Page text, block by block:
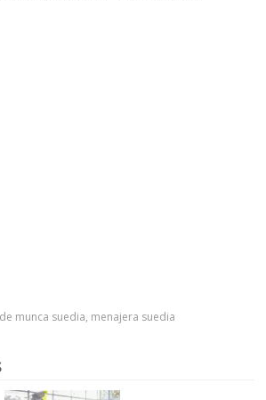
munca suedia, menajera suedia